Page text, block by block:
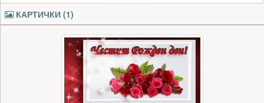
КАРТИЧКИ (1)